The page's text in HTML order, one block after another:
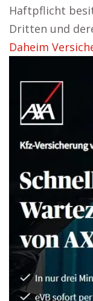
Haftpflicht
Dritten und
Daheim